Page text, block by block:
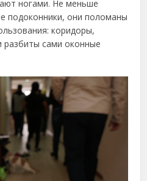
ногами. Не меньше
подоконники, они поломаны
коридоры,
разбиты сами оконные